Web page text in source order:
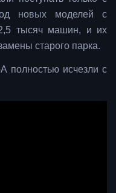
новых моделей с
тысяч машин, и их
старого парка.
полностью исчезли с